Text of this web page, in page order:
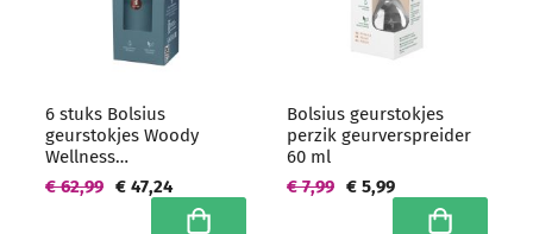
6 stuks Bolsius
geurstokjes Woody
Wellness
geurverspreiders 80 ml -
grootverpakking
€ 47,24
€ 62,99
Bolsius geurstokjes
perzik geurverspreider
60 ml
€ 5,99
€ 7,99